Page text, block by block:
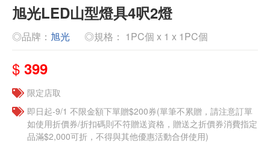
旭光LED山型燈具4呎2燈
◎品牌： 旭光 ◎規格： 1PC個 x 1 x 1PC個
$ 399
限定店取
即日起-9/1 不限金額下單贈$200券(單筆不累贈，請注意訂單
如使用折價券/折扣碼則不符贈送資格，贈送之折價券消費指定
品滿$2,000可折，不得與其他優惠活動合併使用)